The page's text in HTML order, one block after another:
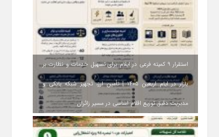
استقرار ۹ کمیته فرعی در ایلام برای تسهیل خدمات و نظارت بر
بازار در ایام اربعین ۱۴۰۵ | تأمین ارز، تجهیز شبکه بانکی و
مدیریت دقیق توزیع اقلام اساسی در مسیر زائران